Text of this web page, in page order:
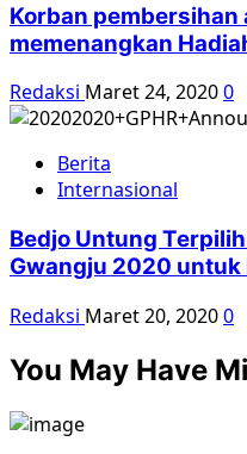
Korban
memenangkan
Redaksi Maret 24, 20200
Berita
Internasional
Bedjo Untung
Gwangju 2020 untuk
Redaksi Maret 20, 20200
You May Have